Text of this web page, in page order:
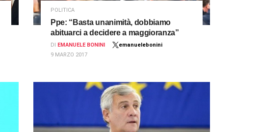
POLITICA
Ppe: “Basta unanimità, dobbiamo
abituarci a decidere a maggioranza”
DI EMANUELE BONINI
emanuelebonini
9 MARZO 2017